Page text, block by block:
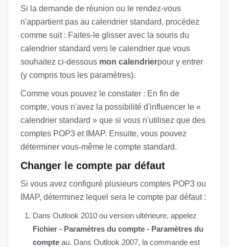
Si la demande de réunion ou le rendez-vous
n'appartient pas au calendrier standard, procédez
comme suit : Faites-le glisser avec la souris du
calendrier standard vers le calendrier que vous
souhaitez ci-dessous mon calendrierpour y entrer
(y compris tous les paramètres).
Comme vous pouvez le constater : En fin de
compte, vous n'avez la possibilité d'influencer le «
calendrier standard » que si vous n'utilisez que des
comptes POP3 et IMAP. Ensuite, vous pouvez
déterminer vous-même le compte standard.
Changer le compte par défaut
Si vous avez configuré plusieurs comptes POP3 ou
IMAP, déterminez lequel sera le compte par défaut :
Dans Outlook 2010 ou version ultérieure, appelez
Fichier - Paramètres du compte - Paramètres du
compte au. Dans Outlook 2007, la commande est